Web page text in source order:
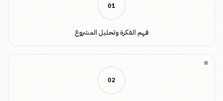
01
فهم الفكرة وتحليل المشروع
02